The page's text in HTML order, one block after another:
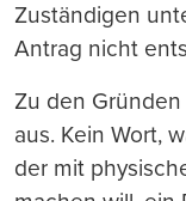
Zuständigen
Antrag nicht
Zu den
aus. Kein Wort,
der mit